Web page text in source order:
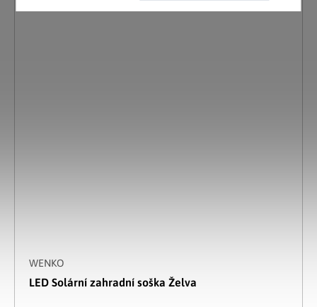
WENKO
LED Solární zahradní soška Želva